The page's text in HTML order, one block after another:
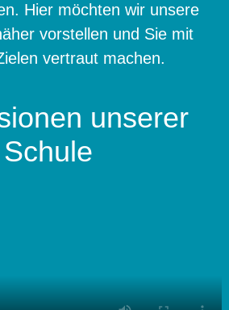
Hier möchten wir unsere
vorstellen und Sie mit
vertraut machen.
unserer
Schule